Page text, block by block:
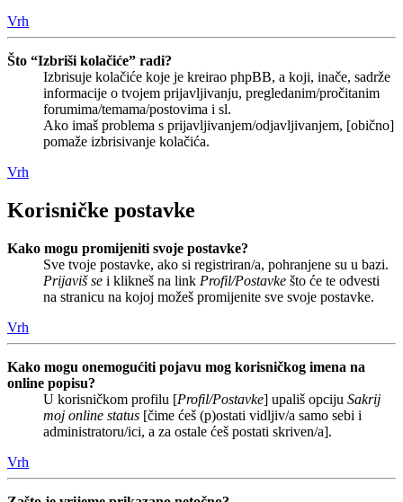
Vrh
Što “Izbriši kolačiće” radi?
Izbrisuje kolačiće koje je kreirao phpBB, a koji, inače, sadrže
informacije o tvojem prijavljivanju, pregledanim/pročitanim
forumima/temama/postovima i sl.
Ako imaš problema s prijavljivanjem/odjavljivanjem, [obično]
pomaže izbrisivanje kolačića.
Vrh
Korisničke postavke
Kako mogu promijeniti svoje postavke?
Sve tvoje postavke, ako si registriran/a, pohranjene su u bazi.
Prijaviš se i klikneš na link Profil/Postavke što će te odvesti
na stranicu na kojoj možeš promijenite sve svoje postavke.
Vrh
Kako mogu onemogućiti pojavu mog korisničkog imena na
online popisu?
U korisničkom profilu [Profil/Postavke] upališ opciju Sakrij
moj online status [čime ćeš (p)ostati vidljiv/a samo sebi i
administratoru/ici, a za ostale ćeš postati skriven/a].
Vrh